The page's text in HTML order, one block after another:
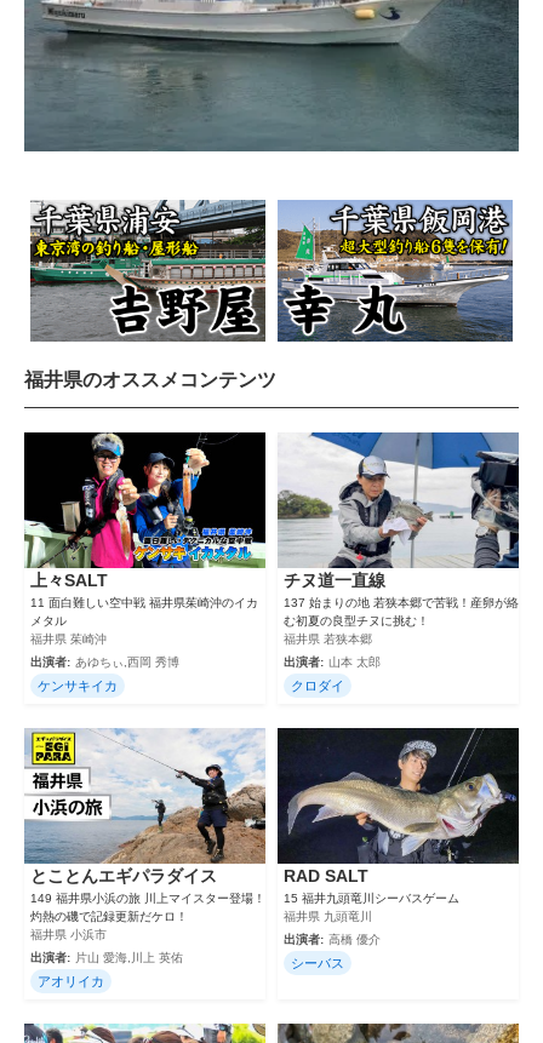
福井県のオススメコンテンツ
上々SALT
11 面白難しい空中戦 福井県茱崎沖のイカ
メタル
福井県 茱崎沖
出演者: あゆちぃ,西岡 秀博
ケンサキイカ
チヌ道一直線
137 始まりの地 若狭本郷で苦戦！産卵が絡
む初夏の良型チヌに挑む！
福井県 若狭本郷
出演者: 山本 太郎
クロダイ
とことんエギパラダイス
149 福井県小浜の旅 川上マイスター登場！
灼熱の磯で記録更新だケロ！
福井県 小浜市
出演者:
片山 愛海,川上 英佑
アオリイカ
RAD SALT
15 福井九頭竜川シーバスゲーム
福井県 九頭竜川
出演者: 高橋 優介
シーバス